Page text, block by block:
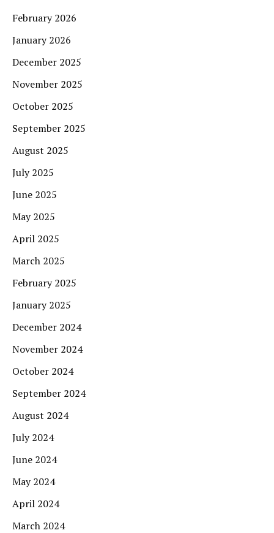
February 2026
January 2026
December 2025
November 2025
October 2025
September 2025
August 2025
July 2025
June 2025
May 2025
April 2025
March 2025
February 2025
January 2025
December 2024
November 2024
October 2024
September 2024
August 2024
July 2024
June 2024
May 2024
April 2024
March 2024